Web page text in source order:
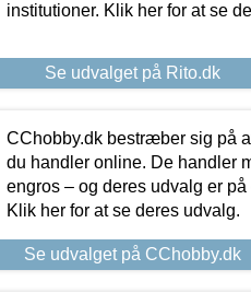
institutioner. Klik her for at se
Se udvalget på Rito.dk
CChobby.dk bestræber sig på
du handler online. De handler
engros – og deres udvalg er
Klik her for at se deres udvalg.
Se udvalget på CChobby.dk